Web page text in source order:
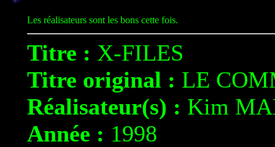
Les réalisateurs sont les bons cette fois.
Titre : X-FILES
Titre original : LE
Réalisateur(s) : Kim
Année : 1998